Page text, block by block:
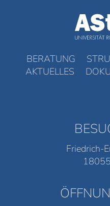
BERATUNG
AKTUELLES
Friedrich-